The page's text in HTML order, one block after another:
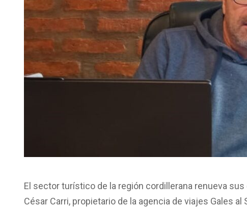
El sector turístico de la región cordillerana renueva
César Carri, propietario de la agencia de viajes Gales al